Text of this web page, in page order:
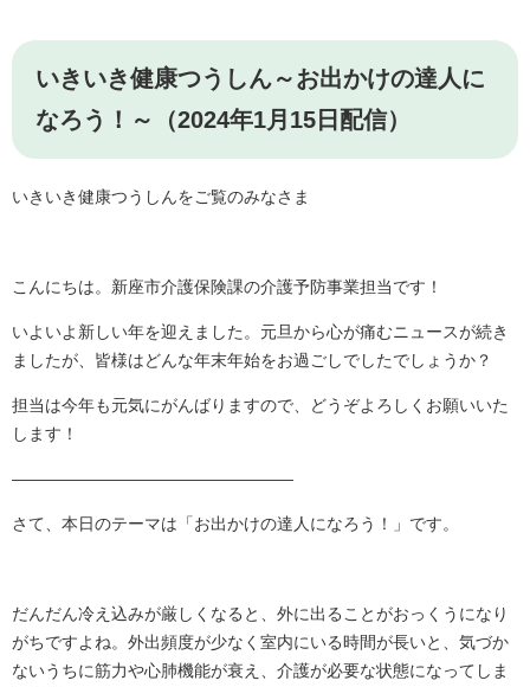
​いきいき健康つうしん～お出かけの達人に
なろう！～（2024年1月15日配信）
いきいき健康つうしんをご覧のみなさま
こんにちは。新座市介護保険課の介護予防事業担当です！
いよいよ新しい年を迎えました。元旦から心が痛むニュースが続き
ましたが、皆様はどんな年末年始をお過ごしでしたでしょうか？
担当は今年も元気にがんばりますので、どうぞよろしくお願いいた
します！
―――――――――――――――――
さて、本日のテーマは「お出かけの達人になろう！」です。
だんだん冷え込みが厳しくなると、外に出ることがおっくうになり
がちですよね。外出頻度が少なく室内にいる時間が長いと、気づか
ないうちに筋力や心肺機能が衰え、介護が必要な状態になってしま